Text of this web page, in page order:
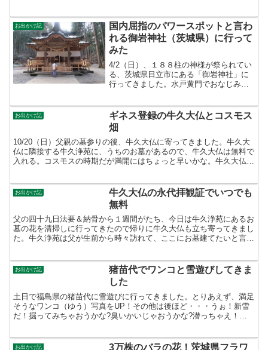
田急電鉄のロマンスカー＠クラブB会員に
登録しネットで予約。数...
お出かけ記
国内屈指のパワースポットと言わ
れる御岩神社（茨城県）に行って
みた
4/2（日）、１８８柱の神様が祭られてい
る、茨城県日立市にある「御岩神社」に
行ってきました。水戸黄門でおなじみの
ポットなどと言われている。駐車場は臨
時を含めて4か所。週末...
お出かけ記
ギネス登録の牛久大仏とコスモス
畑
10/20（日）父親の墓参りの後、牛久大仏に寄ってきました。牛久大
仏に隣接する牛久浄苑に、うちのお墓があるので、牛久大仏は無料で
入れる。コスモスの時期だが満開にはちょっと早いかな。牛久大仏は
お出かけ記
牛久大仏の永代拝観証でいつでも
無料
父の四十九日法要＆納骨から１週間がたち、今日は牛久浄苑にあるお
墓の花を清掃しに行ってきたので帰りに牛久大仏も立ち寄ってきまし
た。牛久浄苑は父が生前から時々訪れて、ここにお墓建てたいと言っ
お出かけ記
猪苗代でワンコと雪遊びしてきま
した
土日で福島県の猪苗代に雪遊びに行ってきました。とりあえず、満足
そうなワンコ（ゆう）写真をUP！その他は後ほど・・・うぉ！新雪
だ！掘ってみちゃおうかな?臭いかいじゃおうかな?潜っちゃえ！満
お出かけ記 3万株のバラの花！茨城県フラワ